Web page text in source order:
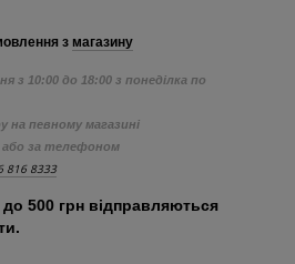
з магазину
з 10:00 до 18:00 з понеділка по
на певному магазині
за телефоном
816 8333
500 грн відправляються